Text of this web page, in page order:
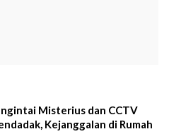
Misterius dan CCTV
Kejanggalan di Rumah